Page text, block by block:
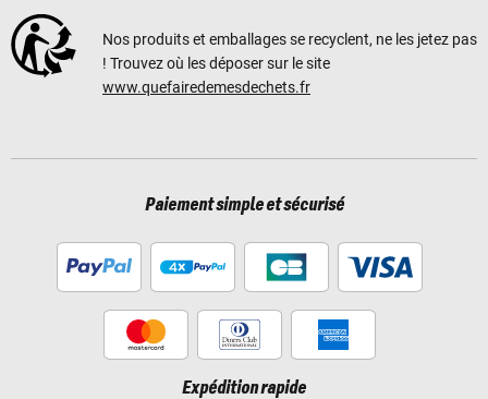
Nos produits et emballages se recyclent, ne les jetez pas
! Trouvez où les déposer sur le site
www.quefairedemesdechets.fr
Paiement simple et sécurisé
Expédition rapide